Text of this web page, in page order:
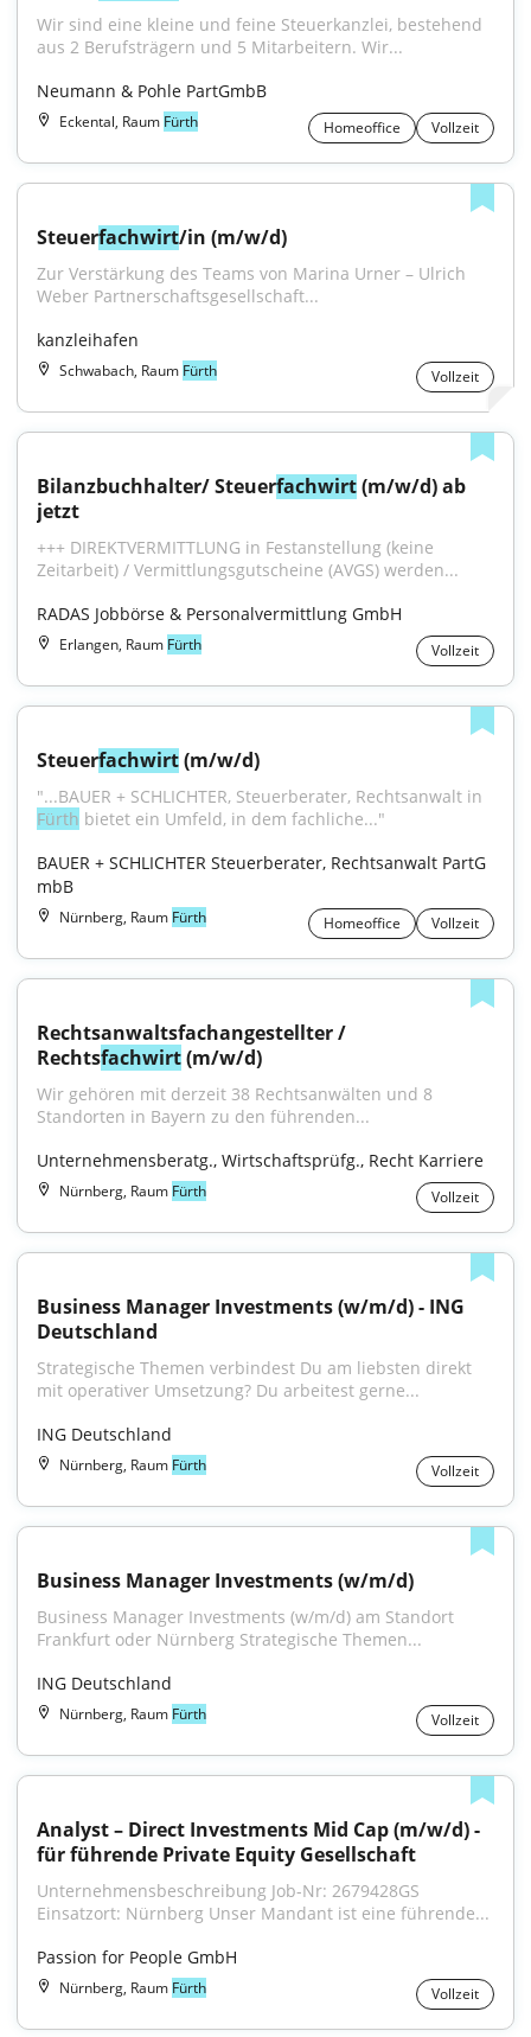
Wir sind eine kleine und feine Steuerkanzlei, bestehend
aus 2 Berufsträgern und 5 Mitarbeitern. Wir...
Neumann & Pohle PartGmbB
Eckental, Raum Fürth Homeoffice Vollzeit
Steuerfachwirt/in (m/w/d)
Zur Verstärkung des Teams von Marina Urner – Ulrich
Weber Partnerschaftsgesellschaft...
kanzleihafen
Schwabach, Raum Fürth Vollzeit
Bilanzbuchhalter/ Steuerfachwirt (m/w/d) ab
jetzt
+++ DIREKTVERMITTLUNG in Festanstellung (keine
Zeitarbeit) / Vermittlungsgutscheine (AVGS) werden...
RADAS Jobbörse & Personalvermittlung GmbH
Erlangen, Raum Fürth Vollzeit
Steuerfachwirt (m/w/d)
Fürth bietet ein Umfeld, in dem fachliche..."
BAUER + SCHLICHTER Steuerberater, Rechtsanwalt PartG
mbB
Nürnberg, Raum Fürth Homeoffice Vollzeit
Rechtsanwaltsfachangestellter /
Rechtsfachwirt (m/w/d)
Wir gehören mit derzeit 38 Rechtsanwälten und 8
Standorten in Bayern zu den führenden...
Unternehmensberatg., Wirtschaftsprüfg., Recht Karriere
Nürnberg, Raum Fürth Vollzeit
Business Manager Investments (w/m/d) - ING
Deutschland
Strategische Themen verbindest Du am liebsten direkt
mit operativer Umsetzung? Du arbeitest gerne...
ING Deutschland
Nürnberg, Raum Fürth Vollzeit
Business Manager Investments (w/m/d)
Business Manager Investments (w/m/d) am Standort
Frankfurt oder Nürnberg Strategische Themen...
ING Deutschland
Nürnberg, Raum Fürth Vollzeit
Analyst – Direct Investments Mid Cap (m/w/d) -
für führende Private Equity Gesellschaft
Unternehmensbeschreibung Job-Nr: 2679428GS
Einsatzort: Nürnberg Unser Mandant ist eine führende...
Passion for People GmbH
Nürnberg, Raum Fürth Vollzeit